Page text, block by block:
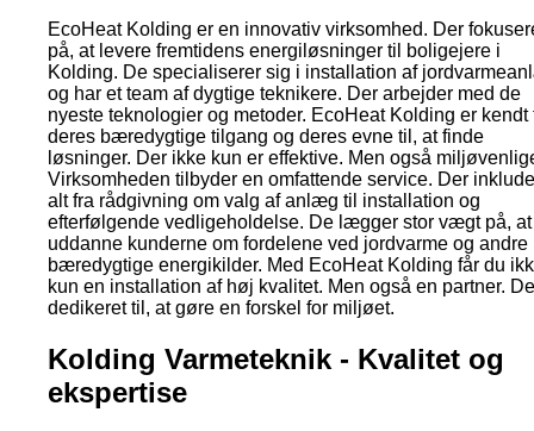
EcoHeat Kolding er en innovativ virksomhed. Der
på, at levere fremtidens energiløsninger til boligejere i
Kolding. De specialiserer sig i installation af
og har et team af dygtige teknikere. Der arbejder med de
nyeste teknologier og metoder. EcoHeat Kolding er kendt
deres bæredygtige tilgang og deres evne til, at finde
løsninger. Der ikke kun er effektive. Men også
Virksomheden tilbyder en omfattende service. Der
alt fra rådgivning om valg af anlæg til installation og
efterfølgende vedligeholdelse. De lægger stor vægt på, at
uddanne kunderne om fordelene ved jordvarme og andre
bæredygtige energikilder. Med EcoHeat Kolding får du
kun en installation af høj kvalitet. Men også en partner.
dedikeret til, at gøre en forskel for miljøet.
Kolding Varmeteknik - Kvalitet og
ekspertise